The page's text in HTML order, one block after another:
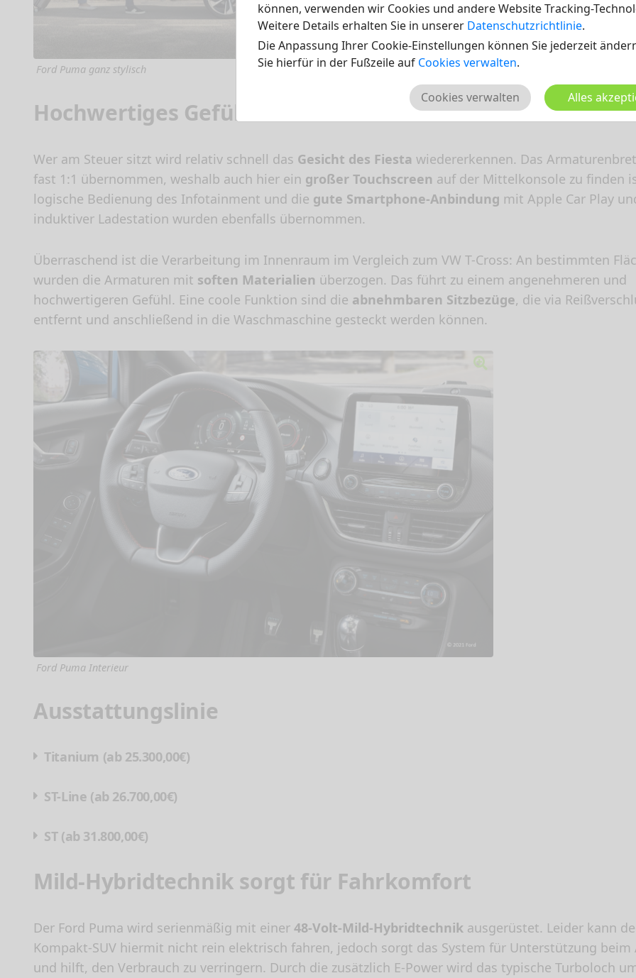
können, verwenden wir Cookies und andere Website Tracking-
Weitere Details erhalten Sie in unserer Datenschutzrichtlinie.
Die Anpassung Ihrer Cookie-Einstellungen können Sie jederzeit
Sie hierfür in der Fußzeile auf Cookies verwalten.
Alles
Cookies verwalten
Ford Puma ganz stylisch
Hochwertiges Gefühl im Innenraum
Wer am Steuer sitzt wird relativ schnell das Gesicht des Fiesta wiedererkennen. Das
fast 1:1 übernommen, weshalb auch hier ein großer Touchscreen auf der Mittelkonsole zu finden
logische Bedienung des Infotainment und die gute Smartphone-Anbindung mit Apple Car Play
induktiver Ladestation wurden ebenfalls übernommen.
Überraschend ist die Verarbeitung im Innenraum im Vergleich zum VW T-Cross: An bestimmten
wurden die Armaturen mit soften Materialien überzogen. Das führt zu einem angenehmeren und
hochwertigeren Gefühl. Eine coole Funktion sind die abnehmbaren Sitzbezüge, die via
entfernt und anschließend in die Waschmaschine gesteckt werden können.
Ford Puma Interieur
Ausstattungslinie
Titanium (ab 25.300,00€)
ST-Line (ab 26.700,00€)
ST (ab 31.800,00€)
Mild-Hybridtechnik sorgt für Fahrkomfort
Der Ford Puma wird serienmäßig mit einer 48-Volt-Mild-Hybridtechnik ausgerüstet. Leider kann
Kompakt-SUV hiermit nicht rein elektrisch fahren, jedoch sorgt das System für Unterstützung beim
und hilft, den Verbrauch zu verringern. Durch die zusätzlich E-Power wird das typische Turboloch